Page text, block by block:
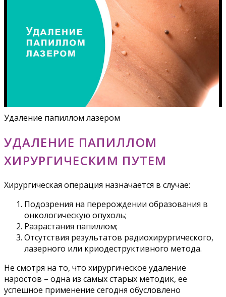
Удаление папиллом лазером
УДАЛЕНИЕ ПАПИЛЛОМ
ХИРУРГИЧЕСКИМ ПУТЕМ
Хирургическая операция назначается в случае:
Подозрения на перерождении образования в
онкологическую опухоль;
Разрастания папиллом;
Отсутствия результатов радиохирургического,
лазерного или криодеструктивного метода.
Не смотря на то, что хирургическое удаление
наростов – одна из самых старых методик, ее
успешное применение сегодня обусловлено